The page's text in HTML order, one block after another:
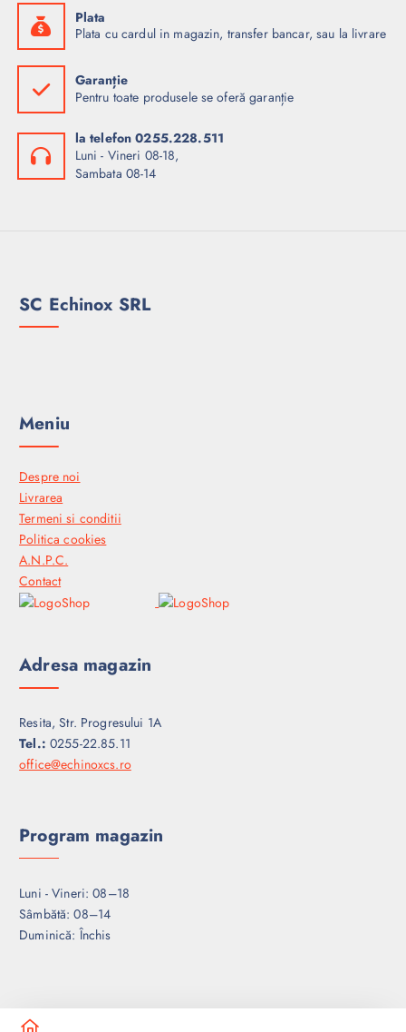
Plata
Plata cu cardul in magazin, transfer bancar, sau la livrare
Garanție
Pentru toate produsele se oferă garanție
la telefon 0255.228.511
Luni - Vineri 08-18,
Sambata 08-14
SC Echinox SRL
Meniu
Despre noi
Livrarea
Termeni si conditii
Politica cookies
A.N.P.C.
Contact
Adresa magazin
Resita, Str. Progresului 1A
Tel.: 0255-22.85.11
office@echinoxcs.ro
Program magazin
Luni - Vineri: 08–18
Sâmbătă: 08–14
Duminică: Închis